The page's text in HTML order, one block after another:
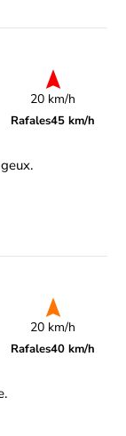
20 km/h
Rafales45 km/h
20 km/h
Rafales40 km/h